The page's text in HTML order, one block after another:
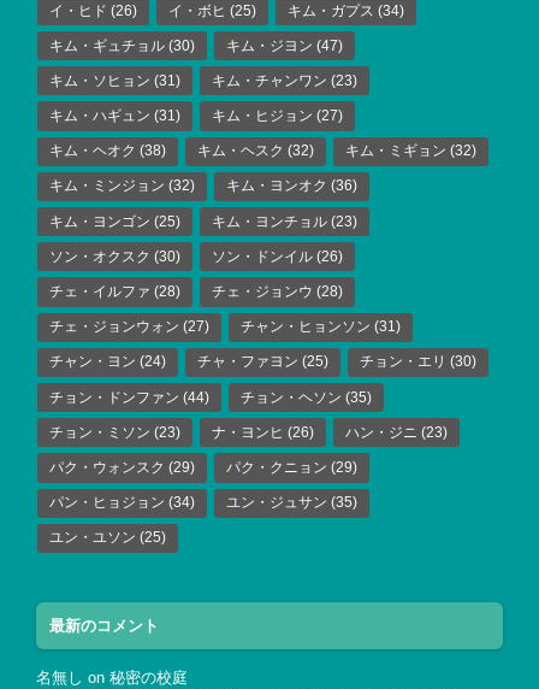
イ・ヒド (26) イ・ボヒ (25) キム・ガプス (34)
キム・ギュチョル (30) キム・ジヨン (47)
キム・ソヒョン (31) キム・チャンワン (23)
キム・ハギュン (31) キム・ヒジョン (27)
キム・ヘオク (38) キム・ヘスク (32) キム・ミギョン (32)
キム・ミンジョン (32) キム・ヨンオク (36)
キム・ヨンゴン (25) キム・ヨンチョル (23)
ソン・オクスク (30) ソン・ドンイル (26)
チェ・イルファ (28) チェ・ジョンウ (28)
チェ・ジョンウォン (27) チャン・ヒョンソン (31)
チャン・ヨン (24) チャ・ファヨン (25) チョン・エリ (30)
チョン・ドンファン (44) チョン・ヘソン (35)
チョン・ミソン (23) ナ・ヨンヒ (26) ハン・ジニ (23)
パク・ウォンスク (29) パク・クニョン (29)
パン・ヒョジョン (34) ユン・ジュサン (35)
ユン・ユソン (25)
最新のコメント
名無し on 秘密の校庭